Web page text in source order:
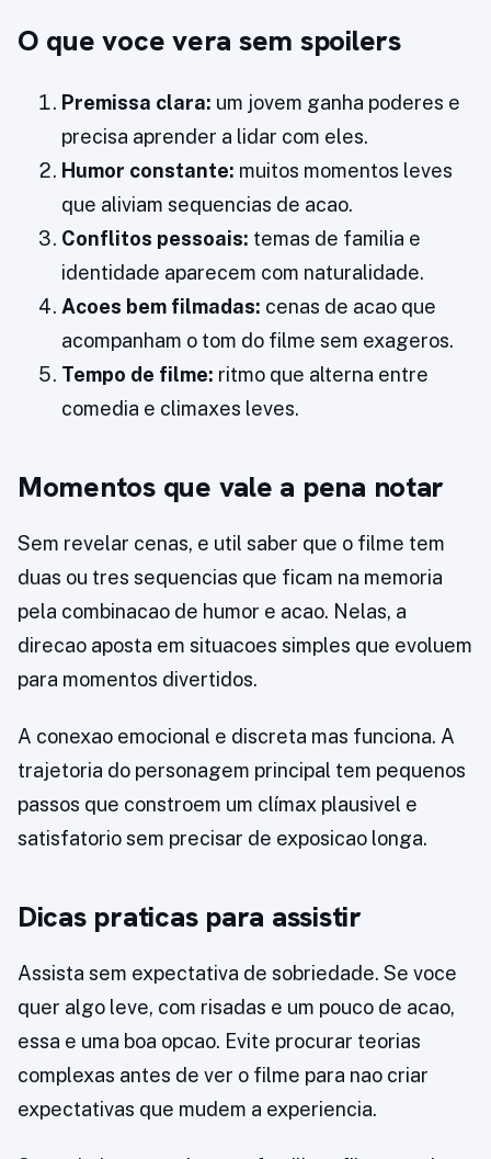
O que voce vera sem spoilers
Premissa clara: um jovem ganha poderes e
precisa aprender a lidar com eles.
Humor constante: muitos momentos leves
que aliviam sequencias de acao.
Conflitos pessoais: temas de familia e
identidade aparecem com naturalidade.
Acoes bem filmadas: cenas de acao que
acompanham o tom do filme sem exageros.
Tempo de filme: ritmo que alterna entre
comedia e climaxes leves.
Momentos que vale a pena notar
Sem revelar cenas, e util saber que o filme tem
duas ou tres sequencias que ficam na memoria
pela combinacao de humor e acao. Nelas, a
direcao aposta em situacoes simples que evoluem
para momentos divertidos.
A conexao emocional e discreta mas funciona. A
trajetoria do personagem principal tem pequenos
passos que constroem um clímax plausivel e
satisfatorio sem precisar de exposicao longa.
Dicas praticas para assistir
Assista sem expectativa de sobriedade. Se voce
quer algo leve, com risadas e um pouco de acao,
essa e uma boa opcao. Evite procurar teorias
complexas antes de ver o filme para nao criar
expectativas que mudem a experiencia.